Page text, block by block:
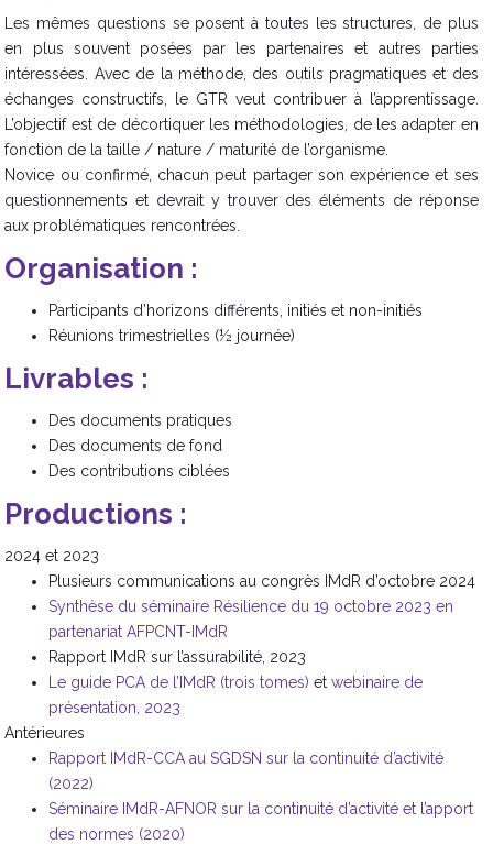
Les mêmes questions se posent à toutes les structures, de plus
en plus souvent posées par les partenaires et autres parties
intéressées. Avec de la méthode, des outils pragmatiques et des
échanges constructifs, le GTR veut contribuer à l’apprentissage.
L’objectif est de décortiquer les méthodologies, de les adapter en
fonction de la taille / nature / maturité de l’organisme.
Novice ou confirmé, chacun peut partager son expérience et ses
questionnements et devrait y trouver des éléments de réponse
aux problématiques rencontrées.
Organisation :
Participants d’horizons différents, initiés et non-initiés
Réunions trimestrielles (½ journée)
Livrables :
Des documents pratiques
Des documents de fond
Des contributions ciblées
Productions :
2024 et 2023
Plusieurs communications au congrès IMdR d’octobre 2024
Synthèse du séminaire Résilience du 19 octobre 2023 en
partenariat AFPCNT-IMdR
Rapport IMdR sur l’assurabilité, 2023
Le guide PCA de l’IMdR (trois tomes) etwebinaire de
présentation, 2023
Antérieures
Rapport IMdR-CCA au SGDSN sur la continuité d’activité
(2022)
Séminaire IMdR-AFNOR sur la continuité d’activité et l’apport
des normes (2020)